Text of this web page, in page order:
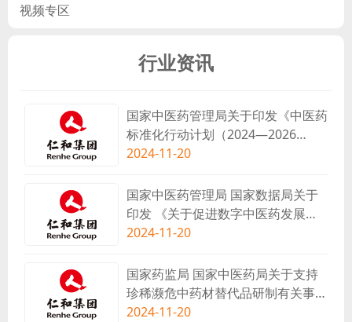
视频专区
行业资讯
国家中医药管理局关于印发《中医药
标准化行动计划（2024—2026
年）》的通知
2024-11-20
国家中医药管理局 国家数据局关于
印发 《关于促进数字中医药发展的
若干意见》的通知
2024-11-20
国家药监局 国家中医药局关于支持
珍稀濒危中药材替代品研制有关事项
的公告（2024年第129号）
2024-11-20